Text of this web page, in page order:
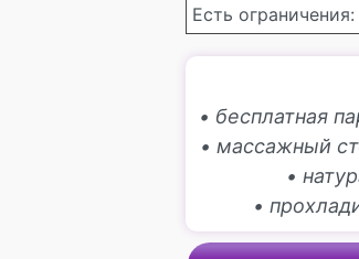
Есть
• бесплатная
• массажный
•
•